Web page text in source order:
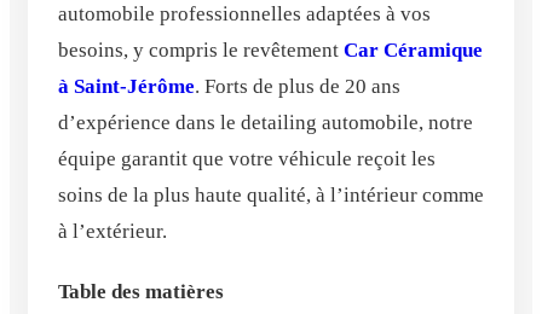
automobile professionnelles adaptées à vos
besoins, y compris le revêtement Car Céramique
à Saint-Jérôme. Forts de plus de 20 ans
d’expérience dans le detailing automobile, notre
équipe garantit que votre véhicule reçoit les
soins de la plus haute qualité, à l’intérieur comme
à l’extérieur.
Table des matières